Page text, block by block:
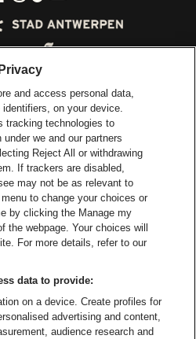
Ga naar de website van
website van Europcar
Ga naar de
van Coca-Cola
Ga naar de website van
Ga naar
website van Champagne
Ga naar de website
naar de website van Het
Ga naar de
een deel vanbe•at
Arena
119, 2170 Antwerpen
Venues
2170 Antwerpen
- RPR Antwerpen
and access personal data,
identifiers, on your device.
tracking technologies to
we and our partners
Reject All or withdrawing
If trackers are disabled,
may not be as relevant to
to change your choices or
by clicking the Manage my
webpage. Your choices will
For more details, refer to our
data to provide:
on a device. Create profiles for
advertising and content,
audience research and